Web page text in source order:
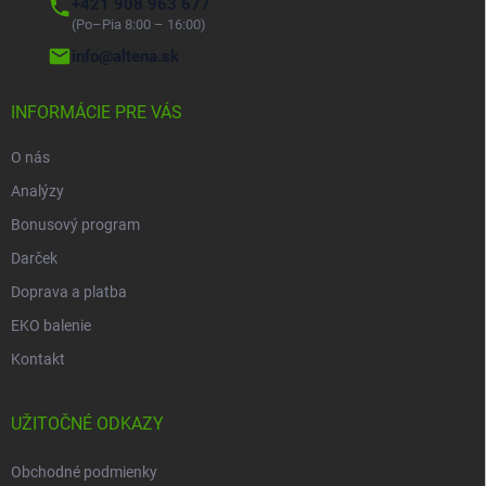
+421 908 963 677
(Po–Pia 8:00 – 16:00)
info@altena.sk
INFORMÁCIE PRE VÁS
O nás
Analýzy
Bonusový program
Darček
Doprava a platba
EKO balenie
Kontakt
UŽITOČNÉ ODKAZY
Obchodné podmienky